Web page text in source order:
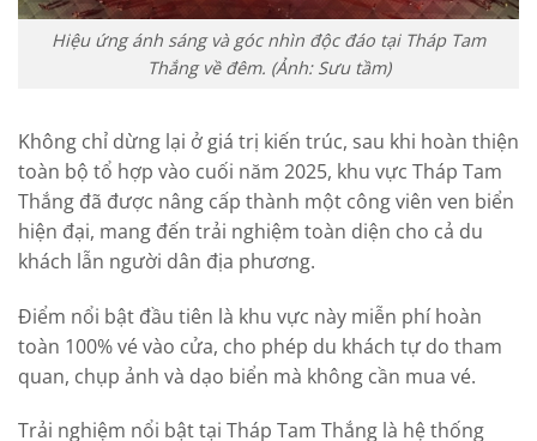
Hiệu ứng ánh sáng và góc nhìn độc đáo tại Tháp Tam
Thắng về đêm. (Ảnh: Sưu tầm)
Không chỉ dừng lại ở giá trị kiến trúc, sau khi hoàn thiện
toàn bộ tổ hợp vào cuối năm 2025, khu vực Tháp Tam
Thắng đã được nâng cấp thành một công viên ven biển
hiện đại, mang đến trải nghiệm toàn diện cho cả du
khách lẫn người dân địa phương.
Điểm nổi bật đầu tiên là khu vực này miễn phí hoàn
toàn 100% vé vào cửa, cho phép du khách tự do tham
quan, chụp ảnh và dạo biển mà không cần mua vé.
Trải nghiệm nổi bật tại Tháp Tam Thắng là hệ thống